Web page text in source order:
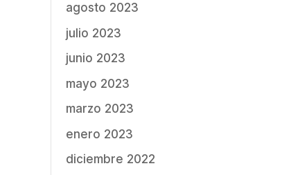
agosto 2023
julio 2023
junio 2023
mayo 2023
marzo 2023
enero 2023
diciembre 2022